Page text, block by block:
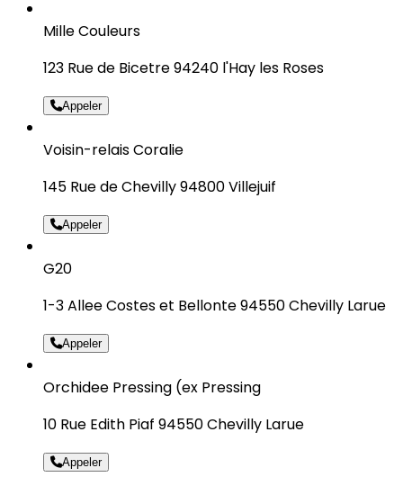
Mille Couleurs
123 Rue de Bicetre 94240 l'Hay les Roses
Appeler
Voisin-relais Coralie
145 Rue de Chevilly 94800 Villejuif
Appeler
G20
1-3 Allee Costes et Bellonte 94550 Chevilly Larue
Appeler
Orchidee Pressing (ex Pressing
10 Rue Edith Piaf 94550 Chevilly Larue
Appeler